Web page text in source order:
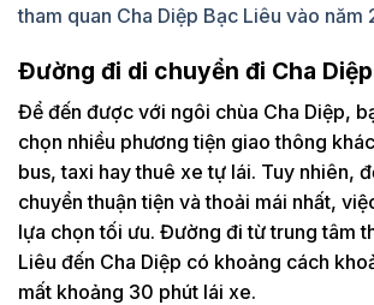
tham quan Cha Diệp Bạc Liêu vào năm
Đường đi di chuyển đi Cha Diệp
Để đến được với ngôi chùa Cha Diệp,
chọn nhiều phương tiện giao thông
bus, taxi hay thuê xe tự lái. Tuy nhiên,
chuyển thuận tiện và thoải mái nhất,
lựa chọn tối ưu. Đường đi từ trung tâm
Liêu đến Cha Diệp có khoảng cách
mất khoảng 30 phút lái xe.